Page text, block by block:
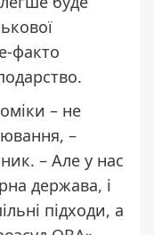
факто
– не
–
– Але у нас
держава, і
підходи, а